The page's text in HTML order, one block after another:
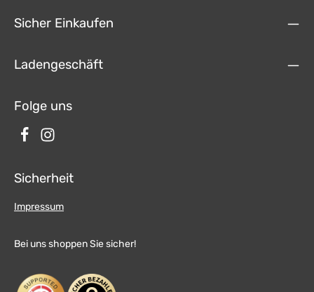
Sicher Einkaufen
Ladengeschäft
Folge uns
Sicherheit
Impressum
Bei uns shoppen Sie sicher!